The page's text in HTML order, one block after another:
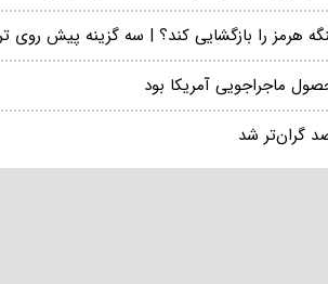
هرمز را بازگشایی کند؟ | سه گزینه پیش
ماجراجویی آمریکا بود